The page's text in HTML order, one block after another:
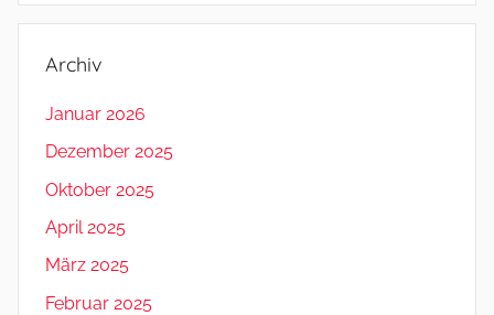
Archiv
Januar 2026
Dezember 2025
Oktober 2025
April 2025
März 2025
Februar 2025